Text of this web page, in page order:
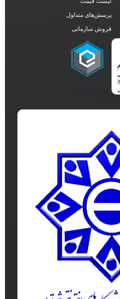
پرسش‌های متداول
فروش سازمانی